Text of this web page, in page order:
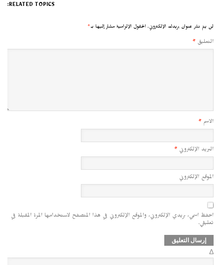
RELATED TOPICS:
لن يتم نشر عنوان بريدك الإلكتروني. الحقول الإلزامية مشار إليها بـ*
التعليق *
الاسم *
البريد الإلكتروني *
الموقع الإلكتروني
احفظ اسمي، بريدي الإلكتروني، والموقع الإلكتروني في هذا المتصفح لاستخدامها المرة المقبلة في
تعليقي.
Δ